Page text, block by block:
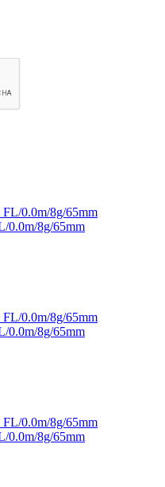
0.0m/8g/65mm
0.0m/8g/65mm
0.0m/8g/65mm